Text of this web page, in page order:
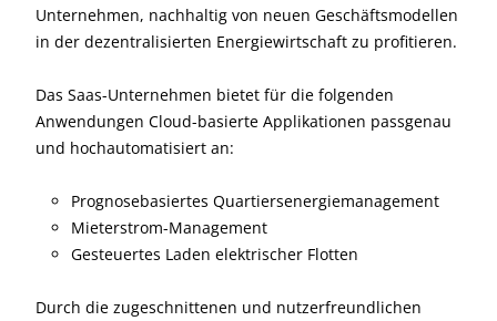
Unternehmen, nachhaltig von neuen Geschäftsmodellen
in der dezentralisierten Energiewirtschaft zu profitieren.
Das Saas-Unternehmen bietet für die folgenden
Anwendungen Cloud-basierte Applikationen passgenau
und hochautomatisiert an:
Prognosebasiertes Quartiersenergiemanagement
Mieterstrom-Management
Gesteuertes Laden elektrischer Flotten
Durch die zugeschnittenen und nutzerfreundlichen